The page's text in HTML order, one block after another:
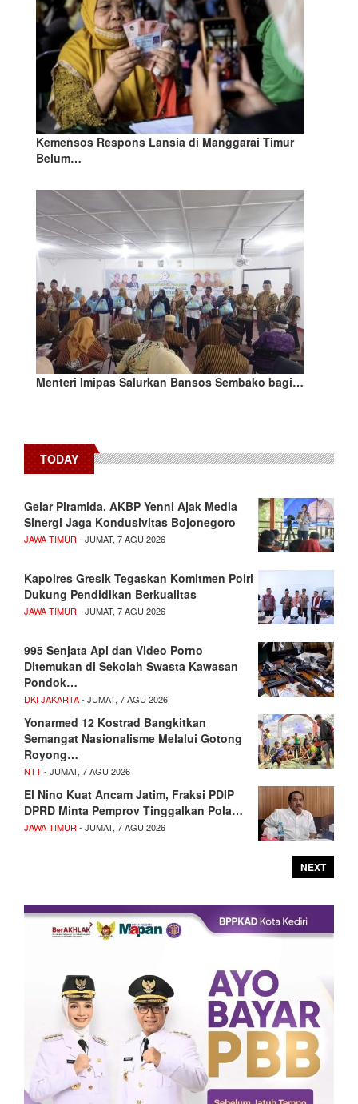
Kemensos Respons Lansia di Manggarai Timur
Belum…
Menteri Imipas Salurkan Bansos Sembako bagi…
TODAY
Gelar Piramida, AKBP Yenni Ajak Media
Sinergi Jaga Kondusivitas Bojonegoro
JAWA TIMUR - JUMAT, 7 AGU 2026
Kapolres Gresik Tegaskan Komitmen Polri
Dukung Pendidikan Berkualitas
JAWA TIMUR - JUMAT, 7 AGU 2026
995 Senjata Api dan Video Porno
Ditemukan di Sekolah Swasta Kawasan
Pondok…
DKI JAKARTA- JUMAT, 7 AGU 2026
Yonarmed 12 Kostrad Bangkitkan
Semangat Nasionalisme Melalui Gotong
Royong…
NTT- JUMAT, 7 AGU 2026
El Nino Kuat Ancam Jatim, Fraksi PDIP
DPRD Minta Pemprov Tinggalkan Pola…
JAWA TIMUR - JUMAT, 7 AGU 2026
NEXT